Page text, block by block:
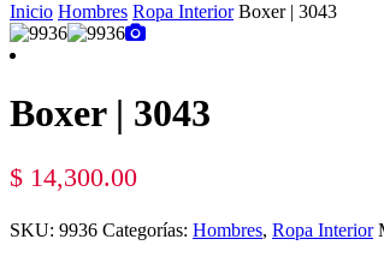
Inicio Hombres Ropa Interior Boxer | 3043
Boxer | 3043
$ 14,300.00
SKU: 9936 Categorías: Hombres, Ropa Interior